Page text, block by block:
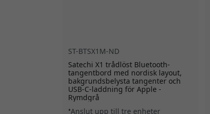
ST-BTSX1M-ND
Satechi X1 trådlöst Bluetooth-
tangentbord med nordisk layout,
bakgrundsbelysta tangenter och
USB-C-laddning för Apple -
Rymdgrå
Anslut upp till tre enheter